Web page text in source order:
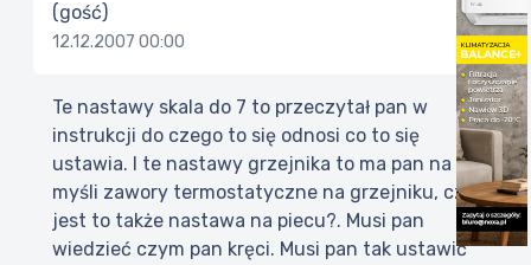
(gość)
12.12.2007 00:00
Te nastawy skala do 7 to przeczytał pan w
instrukcji do czego to się odnosi co to się
ustawia. I te nastawy grzejnika to ma pan na
myśli zawory termostatyczne na grzejniku, czy
jest to także nastawa na piecu?. Musi pan
wiedzieć czym pan kręci. Musi pan tak ustawić